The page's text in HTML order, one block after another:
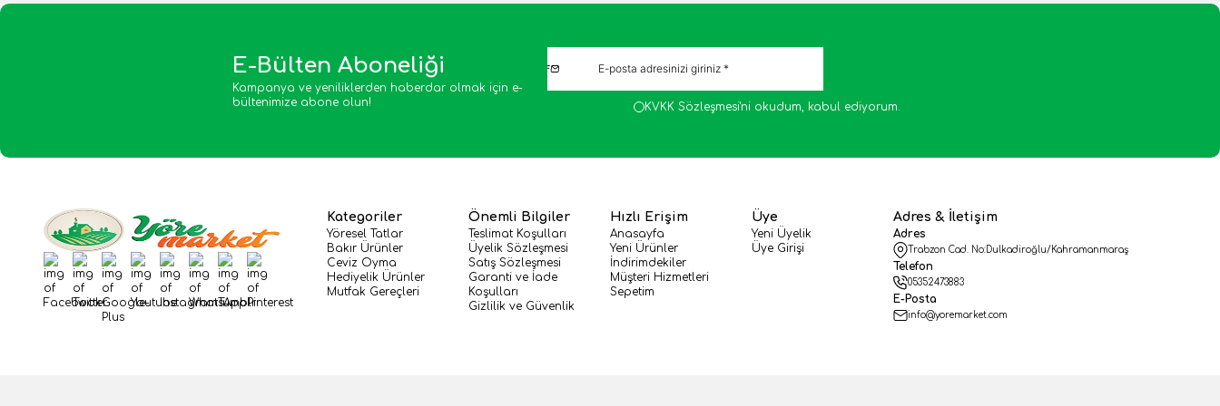
E-Bülten Aboneliği
Kampanya ve yeniliklerden haberdar olmak için e-
bültenimize abone olun!
KVKK Sözleşmesi'ni okudum, kabul ediyorum.
Facebook
TwitterGoogle-Plus
YoutubeInstagram
WhatsApp
TumblrPinterest
Kategoriler
Yöresel Tatlar
Bakır Ürünler
Ceviz Oyma
Hediyelik Ürünler
Mutfak Gereçleri
Önemli Bilgiler
Teslimat Koşulları
Üyelik Sözleşmesi
Satış Sözleşmesi
Garanti ve İade
Koşulları
Gizlilik ve Güvenlik
Hızlı Erişim
Anasayfa
Yeni Ürünler
İndirimdekiler
Müşteri Hizmetleri
Sepetim
Üye
Yeni Üyelik
Üye Girişi
Adres & İletişim
Adres
Trabzon Cad. No:Dulkadiroğlu/Kahramanmaraş
Telefon
05352473883
E-Posta
info@yoremarket.com